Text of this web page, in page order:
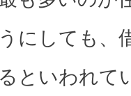
にしても、
といわれて